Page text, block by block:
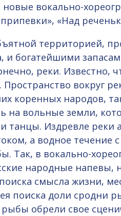
вокально-
«Над
территорией,
и богатейшими
реки. Известно,
вокруг
коренных народов,
на вольные земли,
танцы. Издревле реки
а водное течение
Так, в вокально-
народные
смысла жизни,
поиска доли сродни
обрели свое